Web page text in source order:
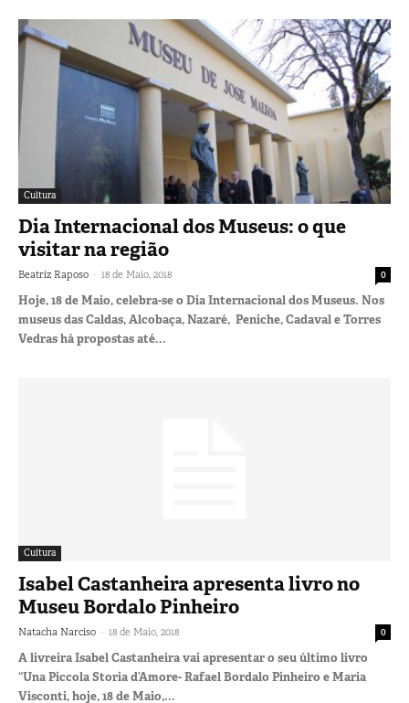
Cultura
Dia Internacional dos Museus: o que
visitar na região
Beatriz Raposo - 18 de Maio, 2018 0
Hoje, 18 de Maio, celebra-se o Dia Internacional dos Museus. Nos
museus das Caldas, Alcobaça, Nazaré, Peniche, Cadaval e Torres
Vedras há propostas até...
Cultura
Isabel Castanheira apresenta livro no
Museu Bordalo Pinheiro
Natacha Narciso - 18 de Maio, 2018 0
A livreira Isabel Castanheira vai apresentar o seu último livro
“Una Piccola Storia d’Amore- Rafael Bordalo Pinheiro e Maria
Visconti, hoje, 18 de Maio,...